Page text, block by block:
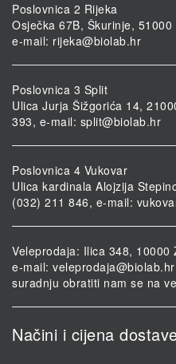
Poslovnica 2 Rijeka
Osječka 67B, Škurinje,
e-mail: rijeka@biolab.hr
Poslovnica 3 Split
Ulica Jurja Šižgorića 14,
393, e-mail: split@biolab.hr
Poslovnica 4 Vukovar
Ulica kardinala Alojzija
(032) 211 846, e-mail:
Veleprodaja: Ilica 348,
e-mail: veleprodaja@biolab.hr
suradnju obratiti nam se na
Načini i cijena